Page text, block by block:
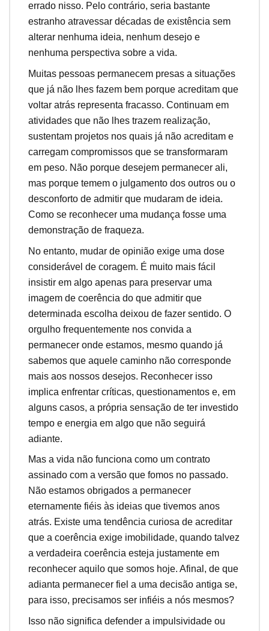
errado nisso. Pelo contrário, seria bastante
estranho atravessar décadas de existência sem
alterar nenhuma ideia, nenhum desejo e
nenhuma perspectiva sobre a vida.
Muitas pessoas permanecem presas a situações
que já não lhes fazem bem porque acreditam que
voltar atrás representa fracasso. Continuam em
atividades que não lhes trazem realização,
sustentam projetos nos quais já não acreditam e
carregam compromissos que se transformaram
em peso. Não porque desejem permanecer ali,
mas porque temem o julgamento dos outros ou o
desconforto de admitir que mudaram de ideia.
Como se reconhecer uma mudança fosse uma
demonstração de fraqueza.
No entanto, mudar de opinião exige uma dose
considerável de coragem. É muito mais fácil
insistir em algo apenas para preservar uma
imagem de coerência do que admitir que
determinada escolha deixou de fazer sentido. O
orgulho frequentemente nos convida a
permanecer onde estamos, mesmo quando já
sabemos que aquele caminho não corresponde
mais aos nossos desejos. Reconhecer isso
implica enfrentar críticas, questionamentos e, em
alguns casos, a própria sensação de ter investido
tempo e energia em algo que não seguirá
adiante.
Mas a vida não funciona como um contrato
assinado com a versão que fomos no passado.
Não estamos obrigados a permanecer
eternamente fiéis às ideias que tivemos anos
atrás. Existe uma tendência curiosa de acreditar
que a coerência exige imobilidade, quando talvez
a verdadeira coerência esteja justamente em
reconhecer aquilo que somos hoje. Afinal, de que
adianta permanecer fiel a uma decisão antiga se,
para isso, precisamos ser infiéis a nós mesmos?
Isso não significa defender a impulsividade ou